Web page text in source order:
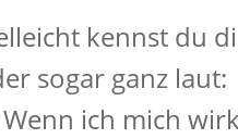
kennst du
sogar ganz laut:
ich mich